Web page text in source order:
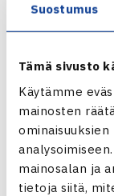
Suostumus
Tämä sivusto
Käytämme
mainosten
mainosalan ja
tietoja siitä,
Jaa:
← Edellinen